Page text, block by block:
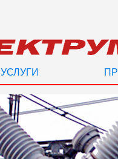
УСЛУГИ